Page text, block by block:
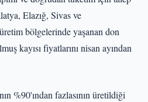
Elazığ, Sivas ve
bölgelerinde yaşanan don
kayısı fiyatlarını nisan ayından
%90'ından fazlasının üretildiği